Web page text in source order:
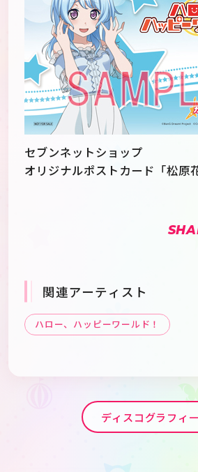
セブンネットショップ
オリジナルポストカード「松原
関連アーティスト
ハロー、ハッピーワールド！
ディスコグラフィ